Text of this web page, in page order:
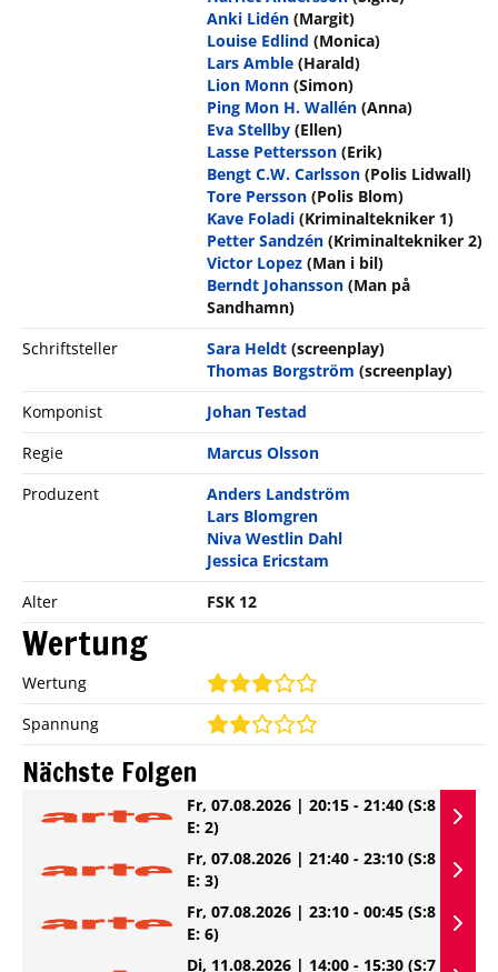
Anki Lidén (Margit)
Louise Edlind (Monica)
Lars Amble (Harald)
Lion Monn (Simon)
Ping Mon H. Wallén (Anna)
Eva Stellby (Ellen)
Lasse Pettersson (Erik)
Bengt C.W. Carlsson (Polis Lidwall)
Tore Persson (Polis Blom)
Kave Foladi (Kriminaltekniker 1)
Petter Sandzén (Kriminaltekniker 2)
Victor Lopez (Man i bil)
Berndt Johansson (Man på
Sandhamn)
Schriftsteller
Sara Heldt (screenplay)
Thomas Borgström (screenplay)
Komponist
Johan Testad
Regie
Marcus Olsson
Produzent
Anders Landström
Lars Blomgren
Niva Westlin Dahl
Jessica Ericstam
Alter
FSK 12
Wertung
Wertung
Spannung
Nächste Folgen
Fr, 07.08.2026 | 20:15 - 21:40 (S:8
E: 2)
Fr, 07.08.2026 | 21:40 - 23:10 (S:8
E: 3)
Fr, 07.08.2026 | 23:10 - 00:45 (S:8
E: 6)
Di, 11.08.2026 | 14:00 - 15:30 (S:7